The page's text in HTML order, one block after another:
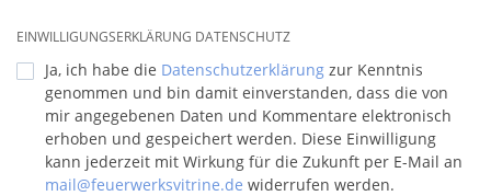
EINWILLIGUNGSERKLÄRUNG DATENSCHUTZ
Ja, ich habe die Datenschutzerklärung zur Kenntnis
genommen und bin damit einverstanden, dass die von
mir angegebenen Daten und Kommentare elektronisch
erhoben und gespeichert werden. Diese Einwilligung
kann jederzeit mit Wirkung für die Zukunft per E-Mail an
mail@feuerwerksvitrine.de widerrufen werden.